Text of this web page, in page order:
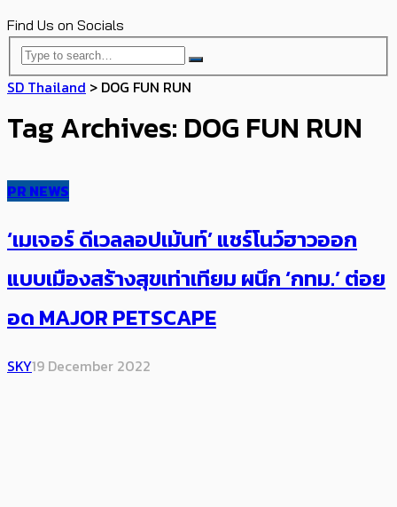
Find Us on Socials
SD Thailand > DOG FUN RUN
Tag Archives: DOG FUN RUN
PR NEWS
‘เมเจอร์ ดีเวลลอปเม้นท์’ แชร์โนว์ฮาวออก
แบบเมืองสร้างสุขเท่าเทียม ผนึก ‘กทม.’ ต่อย
อด MAJOR PETSCAPE
SKY19 December 2022